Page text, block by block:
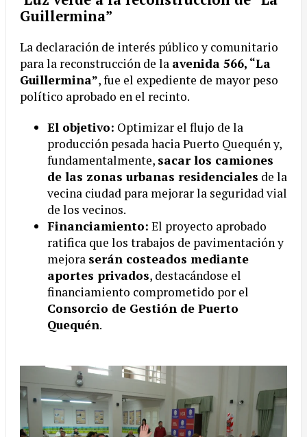
Guillermina”
La declaración de interés público y comunitario
para la reconstrucción de la avenida 566, “La
Guillermina”, fue el expediente de mayor peso
político aprobado en el recinto.
El objetivo: Optimizar el flujo de la
producción pesada hacia Puerto Quequén y,
fundamentalmente, sacar los camiones
de las zonas urbanas residenciales de la
vecina ciudad para mejorar la seguridad vial
de los vecinos.
Financiamiento: El proyecto aprobado
ratifica que los trabajos de pavimentación y
mejora serán costeados mediante
aportes privados, destacándose el
financiamiento comprometido por el
Consorcio de Gestión de Puerto
Quequén.